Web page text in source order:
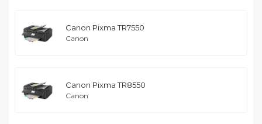
Canon Pixma TR7550
Canon
Canon Pixma TR8550
Canon